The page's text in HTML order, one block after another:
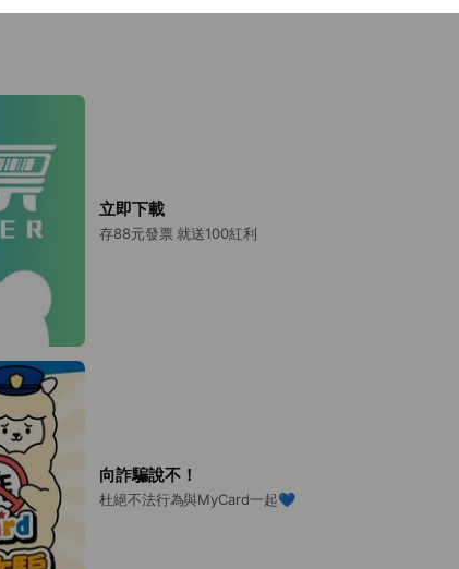
立即下載
存88元發票 就送100紅利
向詐騙說不！
杜絕不法行為與MyCard一起💙